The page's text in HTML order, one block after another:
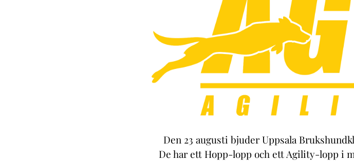
Den 23 augusti bjuder Uppsala
De har ett Hopp-lopp och ett Agility-lopp i